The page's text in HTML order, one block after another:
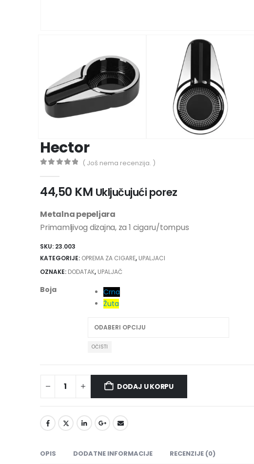
Hector
( Još nema recenzija. )
44,50 KM Uključujući porez
Metalna pepeljara
Primamljivog dizajna, za 1 cigaru/tompus
SKU: 23.003
KATEGORIJE: OPREMA ZA CIGARE, UPALJACI
OZNAKE: DODATAK, UPALJAČ
Boja
Crna
Žuta
OČISTI
DODAJ U KORPU
OPIS DODATNE INFORMACIJE RECENZIJE (0)